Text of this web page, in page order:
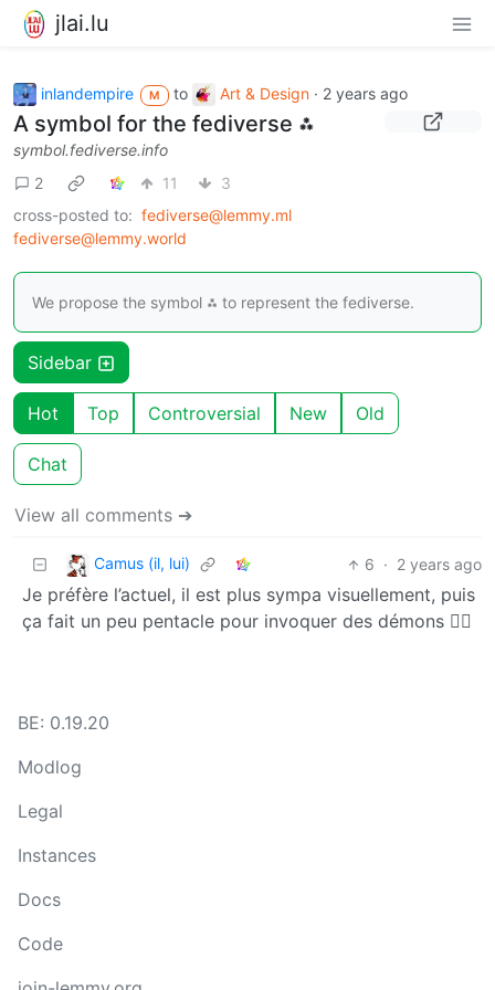
jlai.lu
inlandempire M to Art & Design· 2 years ago
A symbol for the fediverse ⁂
symbol.fediverse.info
2
11
3
cross-posted to: fediverse@lemmy.ml
fediverse@lemmy.world
We propose the symbol ⁂ to represent the fediverse.
Sidebar
Hot Top Controversial New Old
Chat
View all comments ➔
Camus (il, lui) 6 · 2 years ago
Je préfère l’actuel, il est plus sympa visuellement, puis
ça fait un peu pentacle pour invoquer des démons 🧙‍♀️
BE: 0.19.20
Modlog
Legal
Instances
Docs
Code